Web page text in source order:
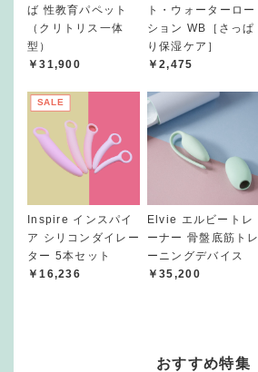
ば 性教育パペット
（クリトリス一体
型）
￥31,900
ト・ウォーターロー
ション WB［さっぱ
り保湿ケア］
￥2,475
SALE
Inspire インスパイ
ア シリコンダイレー
ター 5本セット
￥16,236
Elvie エルビートレ
ーナー 骨盤底筋トレ
ーニングデバイス
￥35,200
おすすめ特集